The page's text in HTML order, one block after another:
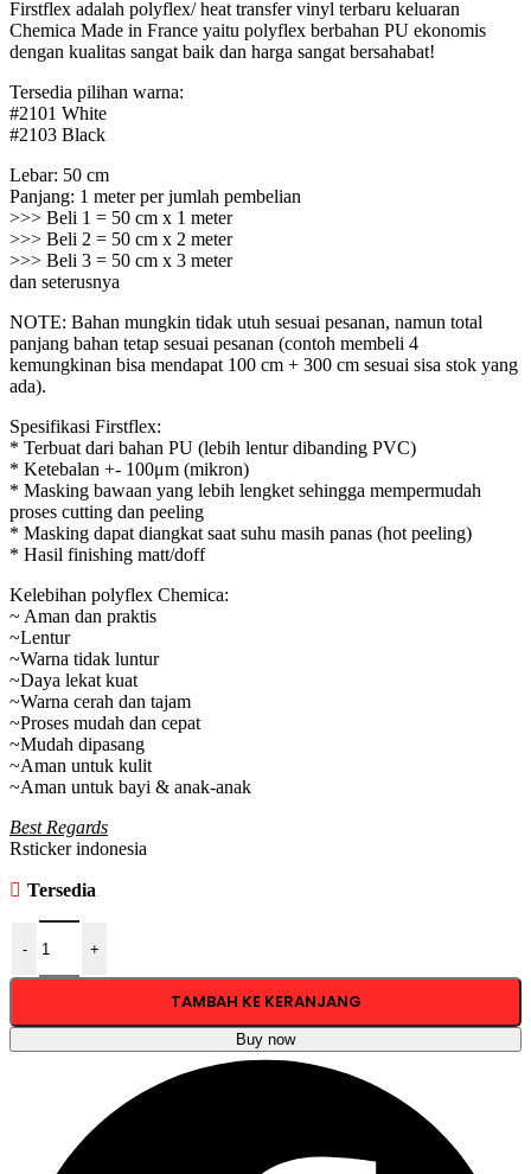
Firstflex adalah polyflex/ heat transfer vinyl terbaru keluaran
Chemica Made in France yaitu polyflex berbahan PU ekonomis
dengan kualitas sangat baik dan harga sangat bersahabat!
Tersedia pilihan warna:
#2101 White
#2103 Black
Lebar: 50 cm
Panjang: 1 meter per jumlah pembelian
>>> Beli 1 = 50 cm x 1 meter
>>> Beli 2 = 50 cm x 2 meter
>>> Beli 3 = 50 cm x 3 meter
dan seterusnya
NOTE: Bahan mungkin tidak utuh sesuai pesanan, namun total
panjang bahan tetap sesuai pesanan (contoh membeli 4
kemungkinan bisa mendapat 100 cm + 300 cm sesuai sisa stok yang
ada).
Spesifikasi Firstflex:
* Terbuat dari bahan PU (lebih lentur dibanding PVC)
* Ketebalan +- 100μm (mikron)
* Masking bawaan yang lebih lengket sehingga mempermudah
proses cutting dan peeling
* Masking dapat diangkat saat suhu masih panas (hot peeling)
* Hasil finishing matt/doff
Kelebihan polyflex Chemica:
~ Aman dan praktis
~Lentur
~Warna tidak luntur
~Daya lekat kuat
~Warna cerah dan tajam
~Proses mudah dan cepat
~Mudah dipasang
~Aman untuk kulit
~Aman untuk bayi & anak-anak
Best Regards
Rsticker indonesia
Tersedia
-
Kuantitas RSTICKER - CHEMICA FIRSTFLEX PU Ekonomis
+
TAMBAH KE KERANJANG
Buy now